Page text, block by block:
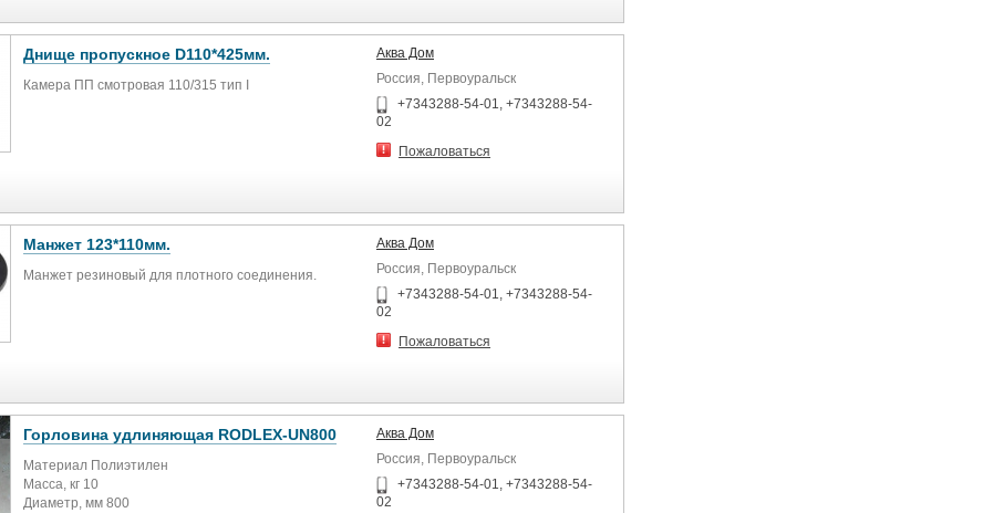
Днище пропускное D110*425мм.
Камера ПП смотровая 110/315 тип I
Аква Дом
Россия, Первоуральск
+7343288-54-01, +7343288-54-
02
Пожаловаться
Манжет 123*110мм.
Манжет резиновый для плотного соединения.
Аква Дом
Россия, Первоуральск
+7343288-54-01, +7343288-54-
02
Пожаловаться
Горловина удлиняющая RODLEX-UN800
Материал Полиэтилен
Масса, кг 10
Диаметр, мм 800
Аква Дом
Россия, Первоуральск
+7343288-54-01, +7343288-54-
02